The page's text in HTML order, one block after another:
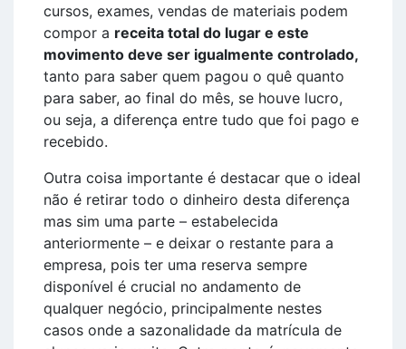
cursos, exames, vendas de materiais podem
compor a receita total do lugar e este
movimento deve ser igualmente controlado,
tanto para saber quem pagou o quê quanto
para saber, ao final do mês, se houve lucro,
ou seja, a diferença entre tudo que foi pago e
recebido.
Outra coisa importante é destacar que o ideal
não é retirar todo o dinheiro desta diferença
mas sim uma parte – estabelecida
anteriormente – e deixar o restante para a
empresa, pois ter uma reserva sempre
disponível é crucial no andamento de
qualquer negócio, principalmente nestes
casos onde a sazonalidade da matrícula de